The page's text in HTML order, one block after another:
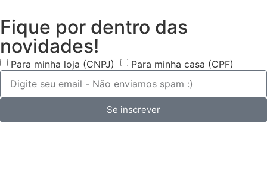
Fique por dentro das
novidades!
Para minha loja (CNPJ) Para minha casa (CPF)
Se inscrever